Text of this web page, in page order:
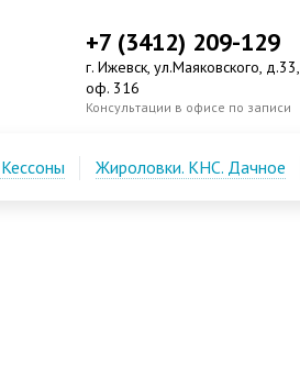
+7 (3412) 209-129
г. Ижевск, ул.Маяковского, д.33,
оф. 316
Консультации в офисе по записи
Жироловки. КНС. Дачное